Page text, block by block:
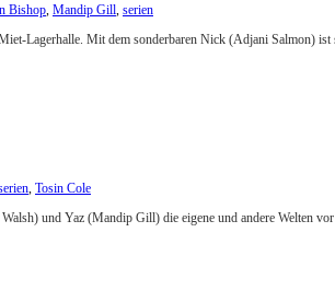
Bishop, Mandip Gill, serien
Lagerhalle. Mit dem sonderbaren Nick (Adjani Salmon)
Tosin Cole
und Yaz (Mandip Gill) die eigene und andere Welten